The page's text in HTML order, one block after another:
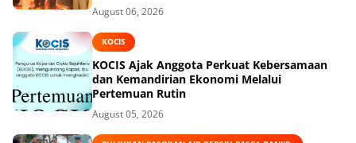
August 06, 2026
KOCIS
KOCIS Ajak Anggota Perkuat Kebersamaan
dan Kemandirian Ekonomi Melalui
Pertemuan Rutin
August 05, 2026